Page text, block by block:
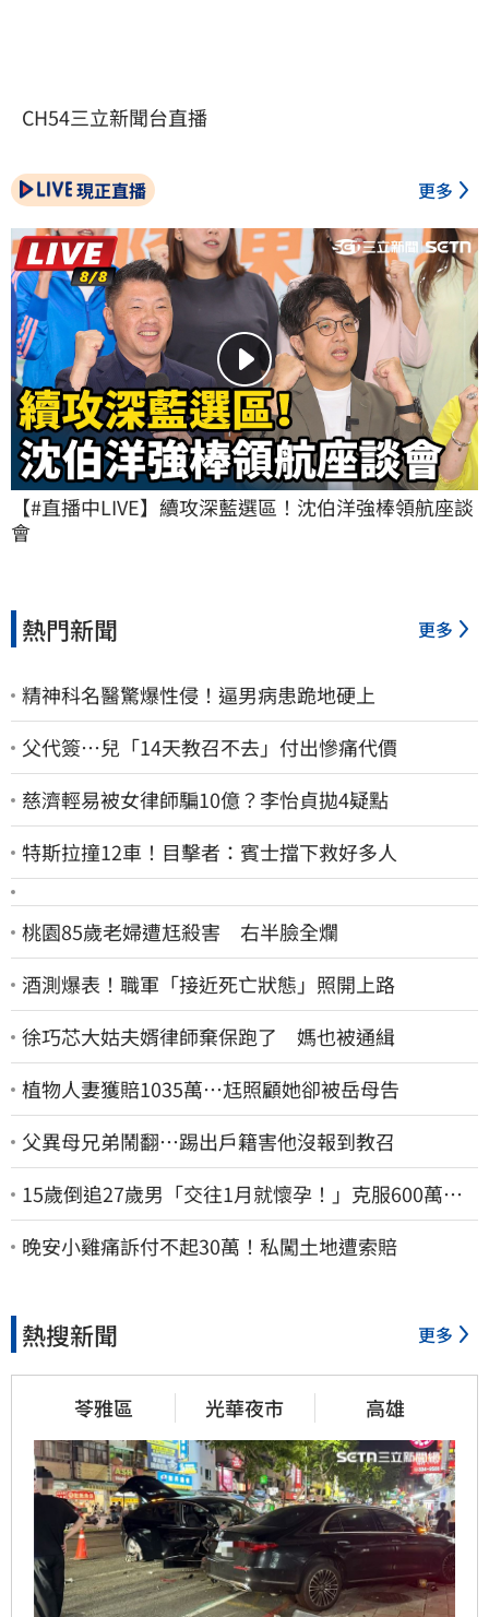
CH54三立新聞台直播
現正直播 更多
【#直播中LIVE】續攻深藍選區！沈伯洋強棒領航座談
會
熱門新聞 更多
精神科名醫驚爆性侵！逼男病患跪地硬上
父代簽…兒「14天教召不去」付出慘痛代價
慈濟輕易被女律師騙10億？李怡貞拋4疑點
特斯拉撞12車！目擊者：賓士擋下救好多人
桃園85歲老婦遭尪殺害 右半臉全爛
酒測爆表！職軍「接近死亡狀態」照開上路
徐巧芯大姑夫婿律師棄保跑了 媽也被通緝
植物人妻獲賠1035萬…尪照顧她卻被岳母告
父異母兄弟鬧翻…踢出戶籍害他沒報到教召
15歲倒追27歲男「交往1月就懷孕！」克服600萬債
務 36歲美魔女當阿嬤了
晚安小雞痛訴付不起30萬！私闖土地遭索賠
熱搜新聞 更多
苓雅區 光華夜市 高雄